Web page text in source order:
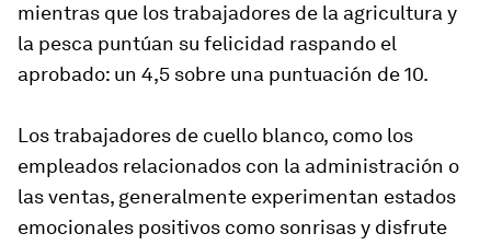
mientras que los trabajadores de la agricultura y
la pesca puntúan su felicidad raspando el
aprobado: un 4,5 sobre una puntuación de 10.
Los trabajadores de cuello blanco, como los
empleados relacionados con la administración o
las ventas, generalmente experimentan estados
emocionales positivos como sonrisas y disfrute